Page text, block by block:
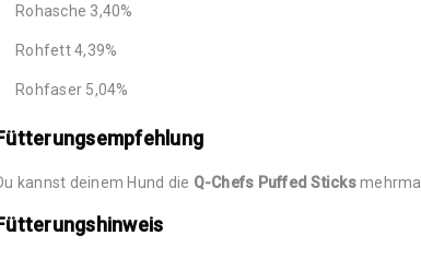
Rohasche 3,40%
Rohfett 4,39%
Rohfaser 5,04%
kannst deinem Hund die Q-Chefs Puffed Sticks